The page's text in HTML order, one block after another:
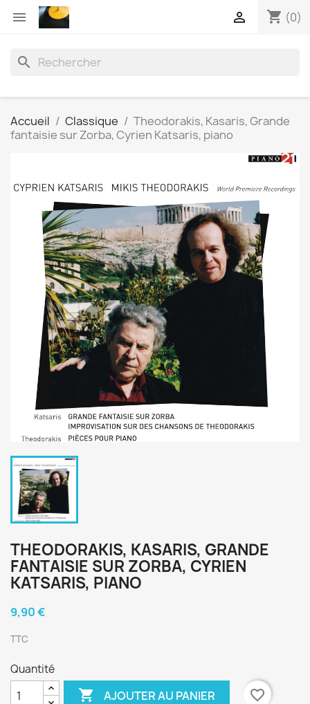
 shopping_cart (0)

search
Accueil Classique
Theodorakis, Kasaris, Grande
fantaisie sur Zorba, Cyrien Katsaris, piano
THEODORAKIS, KASARIS, GRANDE
FANTAISIE SUR ZORBA, CYRIEN
KATSARIS, PIANO
9,90 €
TTC
Quantité
 AJOUTER AU PANIER
favorite_border